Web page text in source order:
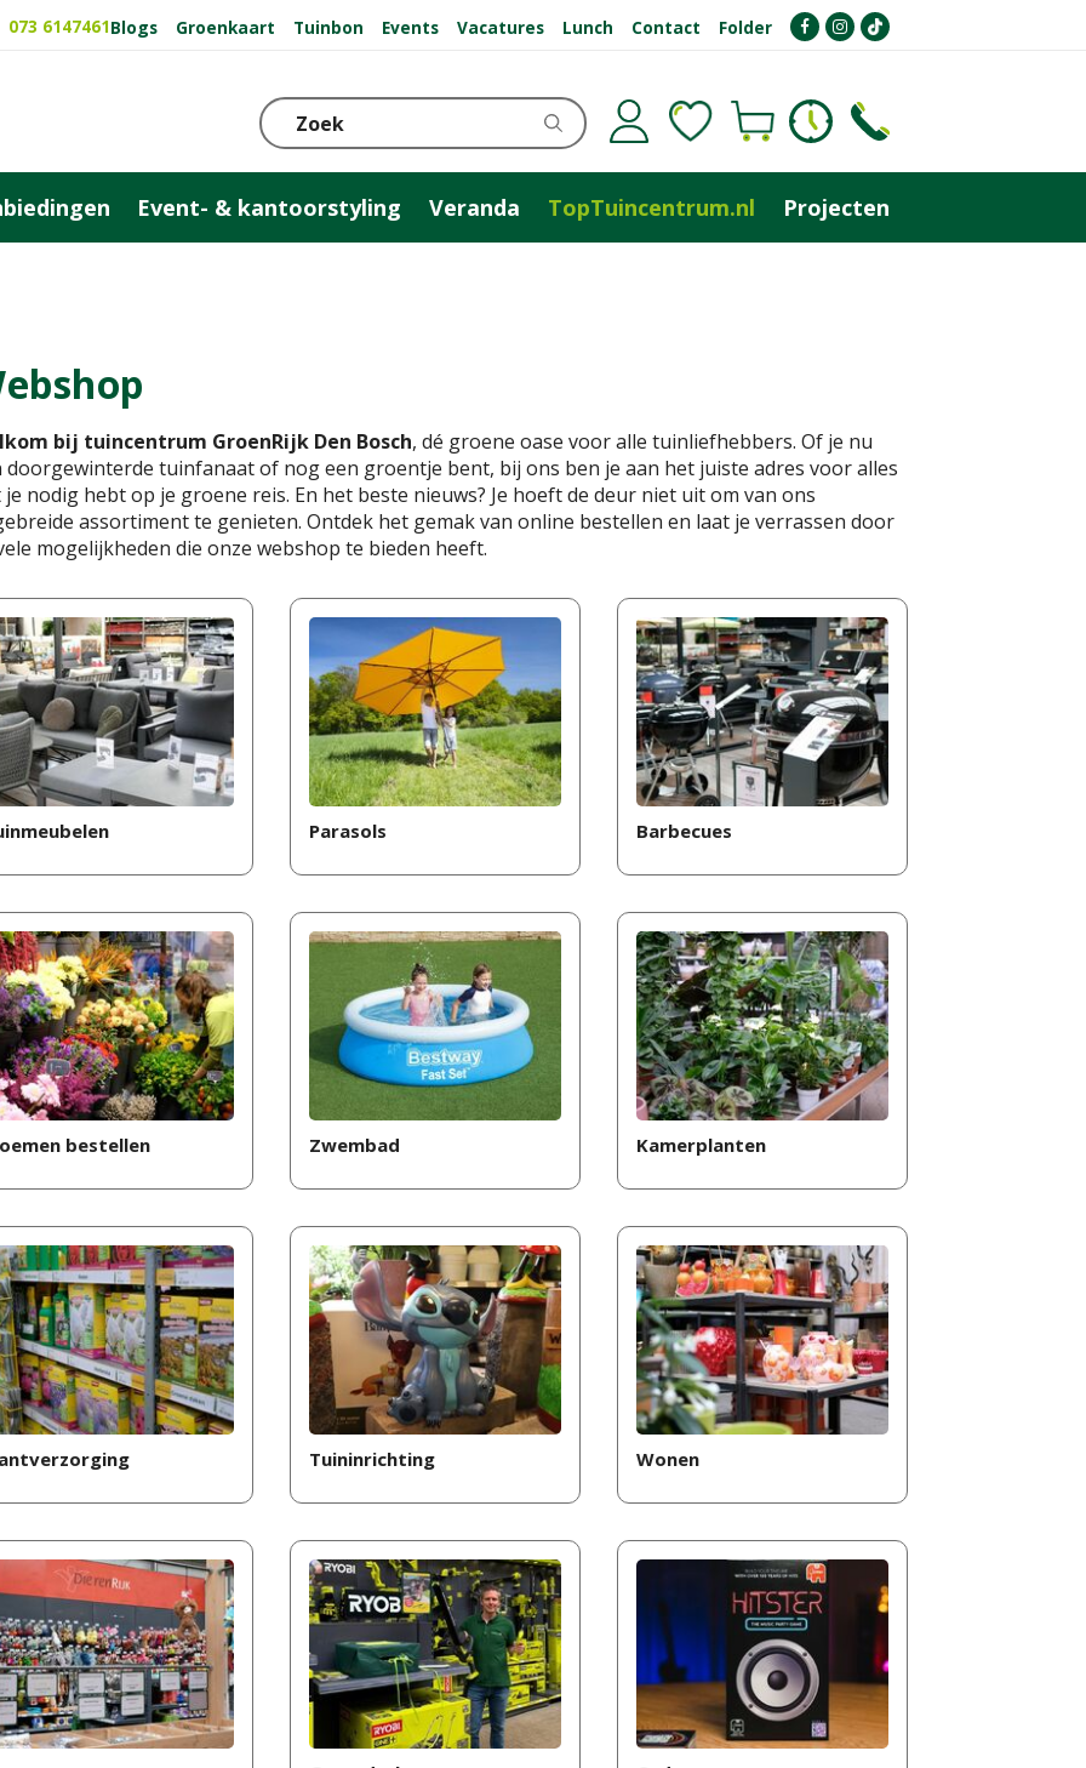
073 6147461Blogs Groenkaart Tuinbon Events Vacatures Lunch Contact Folder
Event- & kantoorstyling Veranda TopTuincentrum.nl Projecten
bij tuincentrum GroenRijk Den Bosch, dé groene oase voor alle tuinliefhebbers. Of je nu
doorgewinterde tuinfanaat of nog een groentje bent, bij ons ben je aan het juiste adres voor alles
je nodig hebt op je groene reis. En het beste nieuws? Je hoeft de deur niet uit om van ons
assortiment te genieten. Ontdek het gemak van online bestellen en laat je verrassen door
mogelijkheden die onze webshop te bieden heeft.
Parasols Barbecues
bestellen Zwembad Kamerplanten
Tuininrichting Wonen